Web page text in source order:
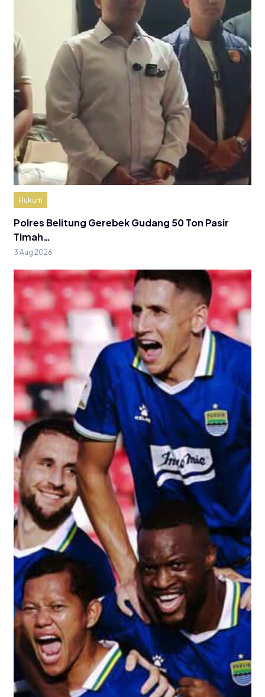
Hukum
Polres Belitung Gerebek Gudang 50 Ton Pasir
Timah…
3 Aug 2026